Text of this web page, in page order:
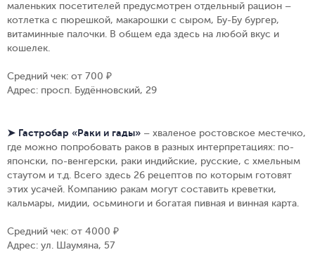
маленьких посетителей предусмотрен отдельный рацион –
котлетка с пюрешкой, макарошки с сыром, Бу-Бу бургер,
витаминные палочки. В общем еда здесь на любой вкус и
кошелек.
Средний чек: от 700 ₽
Адрес: просп. Будённовский, 29
➤ Гастробар «Раки и гады» – хваленое ростовское местечко,
где можно попробовать раков в разных интерпретациях: по-
японски, по-венгерски, раки индийские, русские, с хмельным
стаутом и т.д. Всего здесь 26 рецептов по которым готовят
этих усачей. Компанию ракам могут составить креветки,
кальмары, мидии, осьминоги и богатая пивная и винная карта.
Средний чек: от 4000 ₽
Адрес: ул. Шаумяна, 57